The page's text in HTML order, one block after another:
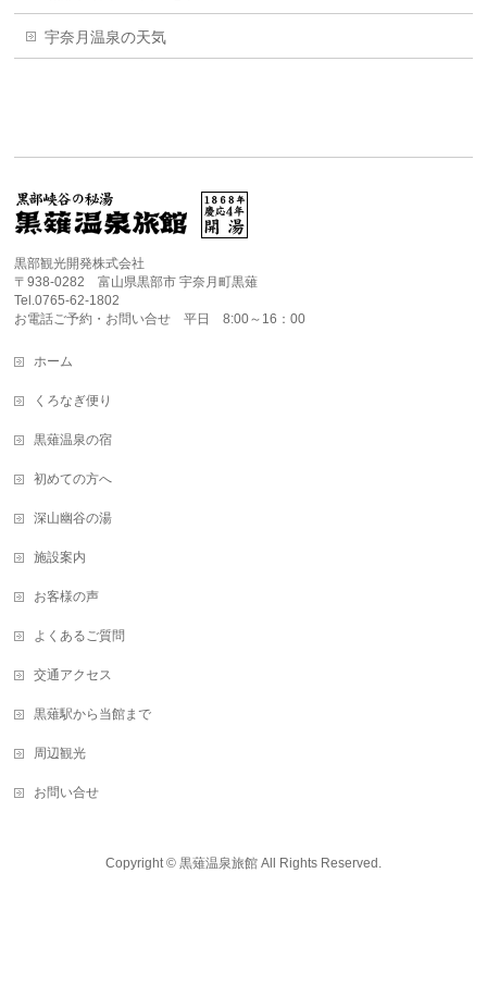
宇奈月温泉の天気
黒部観光開発株式会社
〒938-0282 富山県黒部市 宇奈月町黒薙
Tel.0765-62-1802
お電話ご予約・お問い合せ 平日 8:00～16：00
ホーム
くろなぎ便り
黒薙温泉の宿
初めての方へ
深山幽谷の湯
施設案内
お客様の声
よくあるご質問
交通アクセス
黒薙駅から当館まで
周辺観光
お問い合せ
Copyright © 黒薙温泉旅館All Rights Reserved.